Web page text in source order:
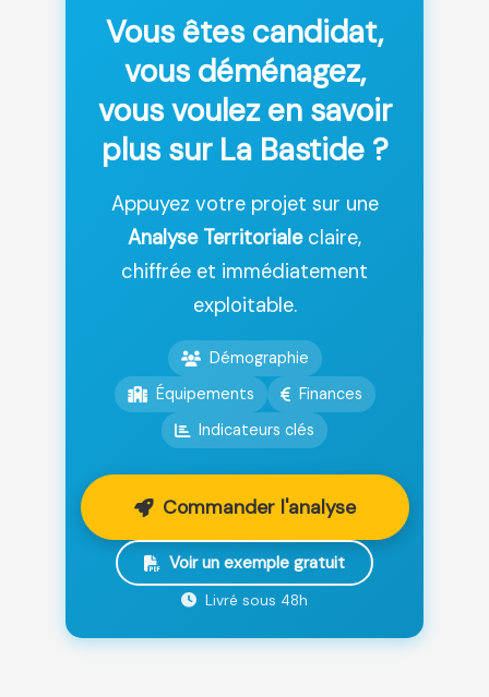
Vous êtes candidat,
vous déménagez,
vous voulez en savoir
plus sur La Bastide ?
Appuyez votre projet sur une
Analyse Territorialeclaire,
chiffrée et immédiatement
exploitable.
Démographie
Équipements
Finances
Indicateurs clés
Commander l'analyse
Voir un exemple gratuit
Livré sous 48h